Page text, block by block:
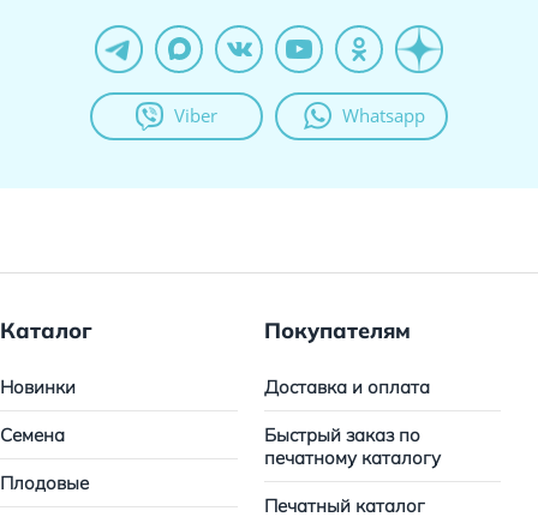
Viber Whatsapp
Каталог
Новинки
Семена
Плодовые
Покупателям
Доставка и оплата
Быстрый заказ по
печатному каталогу
Печатный каталог